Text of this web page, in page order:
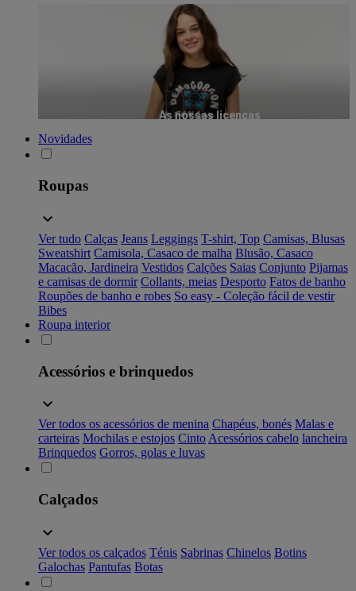
As nossas licenças
Novidades
Roupas
Ver tudo Calças Jeans Leggings T-shirt, Top Camisas, Blusas
Sweatshirt Camisola, Casaco de malha Blusão, Casaco
Macacão, Jardineira Vestidos Calções Saias Conjunto Pijamas
e camisas de dormir Collants, meias Desporto Fatos de banho
Roupões de banho e robes So easy - Coleção fácil de vestir
Bibes
Roupa interior
Acessórios e brinquedos
Ver todos os acessórios de menina Chapéus, bonés Malas e
carteiras Mochilas e estojos Cinto Acessórios cabelo lancheira
Brinquedos Gorros, golas e luvas
Calçados
Ver todos os calçados Ténis Sabrinas Chinelos Botins
Galochas Pantufas Botas